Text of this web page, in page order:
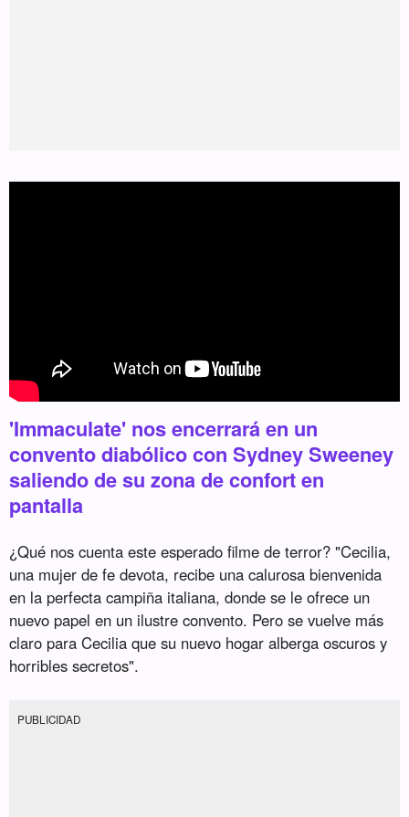
'Immaculate' nos encerrará en un
convento diabólico con Sydney Sweeney
saliendo de su zona de confort en
pantalla
¿Qué nos cuenta este esperado filme de terror? "Cecilia,
una mujer de fe devota, recibe una calurosa bienvenida
en la perfecta campiña italiana, donde se le ofrece un
nuevo papel en un ilustre convento. Pero se vuelve más
claro para Cecilia que su nuevo hogar alberga oscuros y
horribles secretos".
PUBLICIDAD